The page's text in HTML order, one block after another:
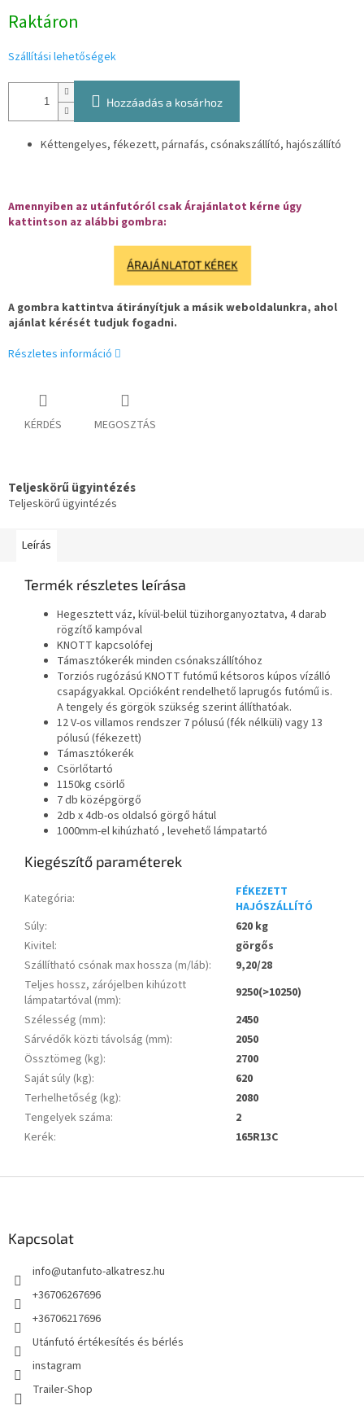
Raktáron
Szállítási lehetőségek
Hozzáadás a kosárhoz
Kéttengelyes, fékezett, párnafás, csónakszállító, hajószállító
Amennyiben az utánfutóról csak Árajánlatot kérne úgy
kattintson az alábbi gombra:
ÁRAJÁNLATOT KÉREK
A gombra kattintva átirányítjuk a másik weboldalunkra, ahol
ajánlat kérését tudjuk fogadni.
Részletes információ
KÉRDÉS MEGOSZTÁS
Teljeskörű ügyintézés
Teljeskörű ügyintézés
Leírás
Termék részletes leírása
Hegesztett váz, kívül-belül tüzihorganyoztatva, 4 darab
rögzítő kampóval
KNOTT kapcsolófej
Támasztókerék minden csónakszállítóhoz
Torziós rugózású KNOTT futómű kétsoros kúpos vízálló
csapágyakkal. Opcióként rendelhető laprugós futómű is.
A tengely és görgök szükség szerint állíthatóak.
12 V-os villamos rendszer 7 pólusú (fék nélküli) vagy 13
pólusú (fékezett)
Támasztókerék
Csörlőtartó
1150kg csörlő
7 db középgörgő
2db x 4db-os oldalsó görgő hátul
1000mm-el kihúzható , levehető lámpatartó
Kiegészítő paraméterek
Kategória:
FÉKEZETT
HAJÓSZÁLLÍTÓ
Súly:
620 kg
Kivitel:
görgős
Szállítható csónak max hossza (m/láb):
9,20/28
Teljes hossz, zárójelben kihúzott
lámpatartóval (mm):
9250(>10250)
Szélesség (mm):
2450
Sárvédők közti távolság (mm):
2050
Össztömeg (kg):
2700
Saját súly (kg):
620
Terhelhetőség (kg):
2080
Tengelyek száma:
2
Kerék: 165R13C
Kapcsolat
info@utanfuto-alkatresz.hu
+36706267696
+36706217696
Utánfutó értékesítés és bérlés
instagram
Trailer-Shop